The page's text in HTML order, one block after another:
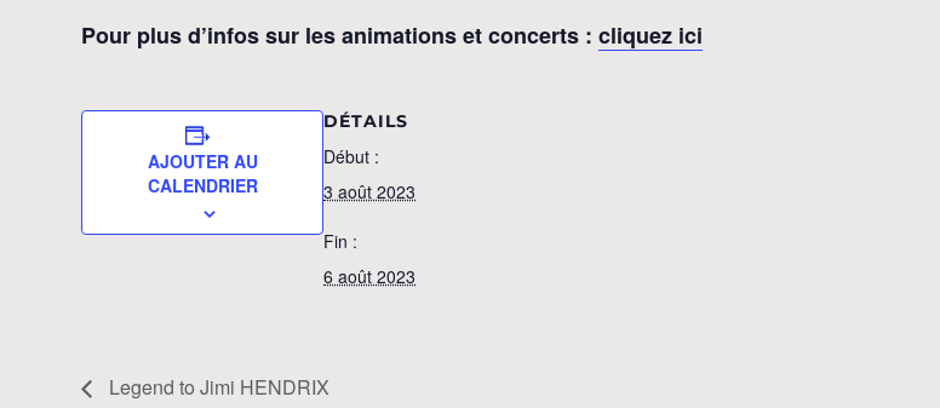
Pour plus d’infos sur les animations et concerts :cliquez ici
AJOUTER AU
CALENDRIER
DÉTAILS
Début :
3 août 2023
Fin :
6 août 2023
Legend to Jimi HENDRIX